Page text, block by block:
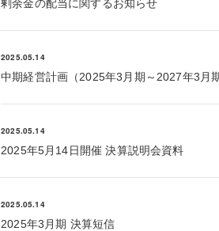
剰余金の配当に関するお知らせ
2025.05.14
中期経営計画（2025年3月期～2027年3月
2025.05.14
2025年5月14日開催 決算説明会資料
2025.05.14
2025年3月期 決算短信